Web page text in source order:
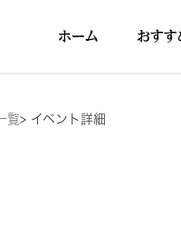
覧> イベント詳細